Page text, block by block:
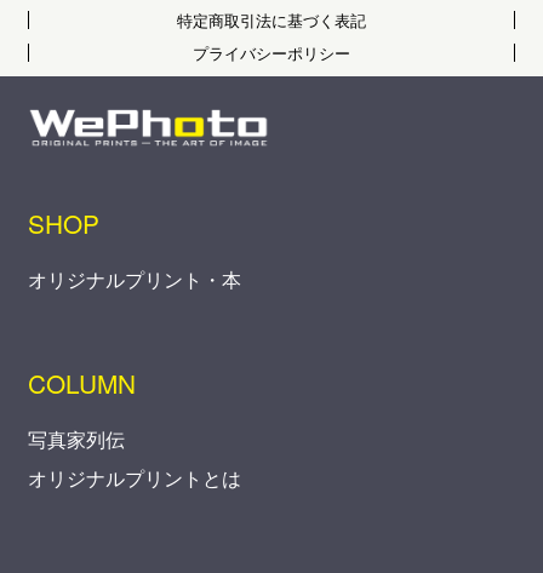
特定商取引法に基づく表記
プライバシーポリシー
SHOP
オリジナルプリント・本
COLUMN
写真家列伝
オリジナルプリントとは